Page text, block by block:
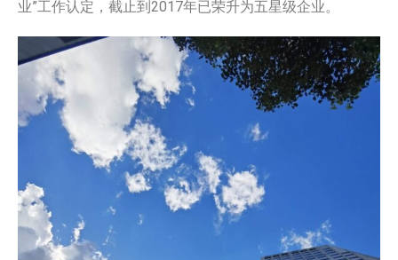
业”工作认定，截止到2017年已荣升为五星级企业。